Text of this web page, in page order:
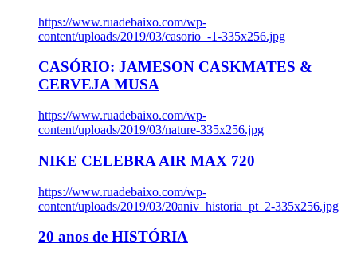
https://www.ruadebaixo.com/wp-
content/uploads/2019/03/casorio_-1-335x256.jpg
CASÓRIO: JAMESON CASKMATES &
CERVEJA MUSA
https://www.ruadebaixo.com/wp-
content/uploads/2019/03/nature-335x256.jpg
NIKE CELEBRA AIR MAX 720
https://www.ruadebaixo.com/wp-
content/uploads/2019/03/20aniv_historia_pt_2-335x256.jpg
20 anos de HISTÓRIA